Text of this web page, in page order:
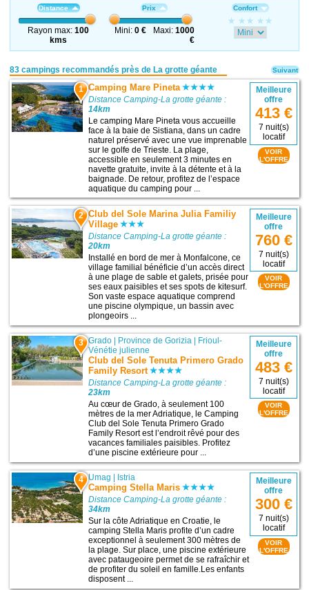
Distance
Rayon max:100
kms
Prix
Mini: 0 € Maxi:1000
€
Confort
83 campings recommandés près de La grotte géante
1 Camping Mare Pineta
Distance Camping-La grotte géante :
14km
Le camping Mare Pineta vous accueille
face à la baie de Sistiana, dans un cadre
naturel préservé avec une vue imprenable
sur le golfe de Trieste. La plage,
accessible en seulement 3 minutes en
navette gratuite, invite à la détente et à la
baignade. De retour, profitez de l’espace
aquatique du camping pour ...
Meilleure
offre
413 €
7 nuit(s)
locatif
VOIR
L'OFFRE
2 Club del Sole Marina Julia Familiy
Village
Distance Camping-La grotte géante :
20km
Installé en bord de mer à Monfalcone, ce
village familial bénéficie d’un accès direct
à une plage de sable et galets, prisée pour
ses eaux paisibles et ses spots de kitesurf.
Son vaste espace aquatique comprend
une piscine olympique, un bassin avec
plongeoirs ...
Meilleure
offre
760 €
7 nuit(s)
locatif
VOIR
L'OFFRE
3 Grado Province de Gorizia
Frioul-
Vénétie julienne
Club del Sole Tenuta Primero Grado
Family Resort
Distance Camping-La grotte géante :
23km
Au cœur de Grado, à seulement 100
mètres de la mer Adriatique, le Camping
Club del Sole Tenuta Primero Grado
Family Resort est l’endroit rêvé pour des
vacances familiales paisibles. Profitez
d’une piscine extérieure pour ...
Meilleure
offre
483 €
7 nuit(s)
locatif
VOIR
L'OFFRE
4 Umag Istria
Camping Stella Maris
Distance Camping-La grotte géante :
34km
Sur la côte Adriatique en Croatie, le
camping Stella Maris profite d’un cadre
exceptionnel à seulement 300 mètres de
la plage. Sur place, une piscine extérieure
avec pataugeoire permet de se rafraîchir et
de profiter du soleil en famille.Les enfants
disposent ...
Meilleure
offre
300 €
7 nuit(s)
locatif
VOIR
L'OFFRE
Suivant